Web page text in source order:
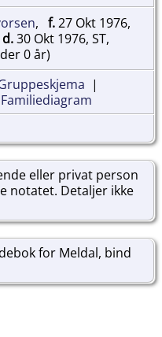
, f.27 Okt 1976,
d.30 Okt 1976, ST,
0 år)
|
Familiediagram
eller privat person
notatet. Detaljer ikke
for Meldal, bind